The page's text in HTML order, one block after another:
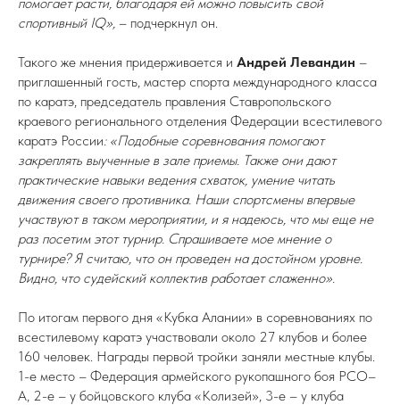
спортивный IQ», – подчеркнул он.
Такого же мнения придерживается и Андрей Левандин –
приглашенный гость, мастер спорта международного класса
по каратэ, председатель правления Ставропольского
краевого регионального отделения Федерации всестилевого
каратэ России: «Подобные соревнования помогают
закреплять выученные в зале приемы. Также они дают
практические навыки ведения схваток, умение читать
движения своего противника. Наши спортсмены впервые
участвуют в таком мероприятии, и я надеюсь, что мы еще не
раз посетим этот турнир. Спрашиваете мое мнение о
турнире? Я считаю, что он проведен на достойном уровне.
Видно, что судейский коллектив работает слаженно».
По итогам первого дня «Кубка Алании» в соревнованиях по
всестилевому каратэ участвовали около 27 клубов и более
160 человек. Награды первой тройки заняли местные клубы.
1-е место – Федерация армейского рукопашного боя РСО–
А, 2-е – у бойцовского клуба «Колизей», 3-е – у клуба